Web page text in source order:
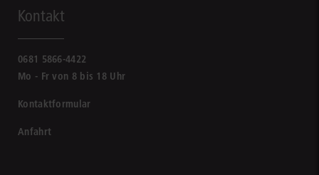
Kontakt
0681 5866-4422
Mo - Fr von 8 bis 18 Uhr
Kontaktformular
Anfahrt